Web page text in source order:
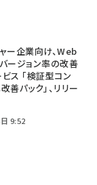
ー企業向け、Web
ージョン率の改善
ス 「検証型コン
善パック」、リリー
9:52